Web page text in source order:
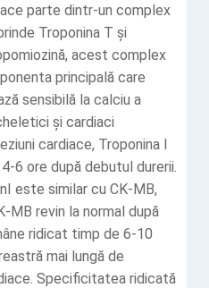
parte dintr-un complex
Troponina T și
acest complex
principală care
sensibilă la calciu a
și cardiaci
cardiace, Troponina I
6 ore după debutul durerii.
este similar cu CK-MB,
MB revin la normal după
ridicat timp de 6-10
mai lungă de
Specificitatea ridicată